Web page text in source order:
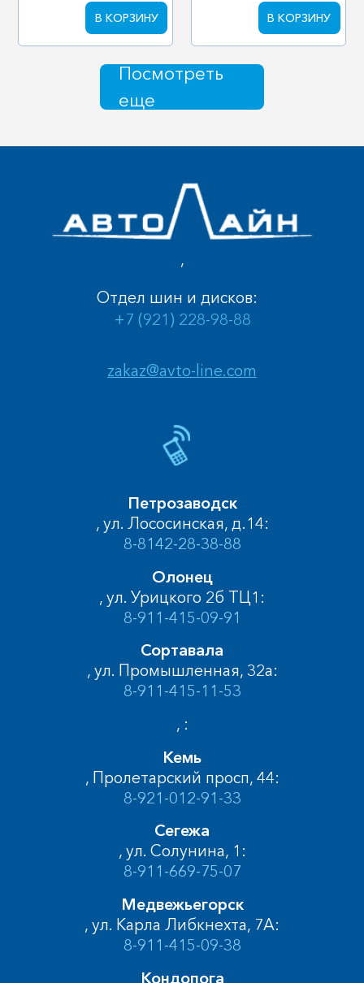
В КОРЗИНУ В КОРЗИНУ
Посмотреть
еще
,
zakaz@avto-line.com
Отдел шин и дисков:
+7 (921) 228-98-88
Петрозаводск
, ул. Лососинская, д.14:
8-8142-28-38-88
Олонец
, ул. Урицкого 2б ТЦ1:
8-911-415-09-91
Сортавала
, ул. Промышленная, 32а:
8-911-415-11-53
, :
Кемь
, Пролетарский просп, 44:
8-921-012-91-33
Сегежа
, ул. Солунина, 1:
8-911-669-75-07
Медвежьегорск
, ул. Карла Либкнехта, 7А:
8-911-415-09-38
Кондопога